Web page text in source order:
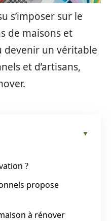
s’imposer sur le
de maisons et
devenir un véritable
et d’artisans,
?
propose
à rénover